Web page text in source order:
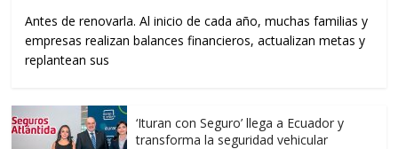
Antes de renovarla. Al inicio de cada año, muchas familias y
empresas realizan balances financieros, actualizan metas y
replantean sus
‘Ituran con Seguro’ llega a Ecuador y
transforma la seguridad vehicular